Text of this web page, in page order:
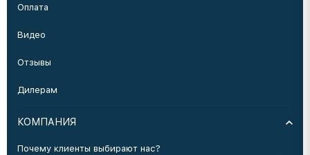
Оплата
Видео
Отзывы
Дилерам
КОМПАНИЯ
Почему клиенты выбирают нас?